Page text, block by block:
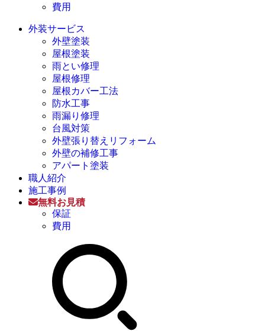
費用
外装サービス
外壁塗装
屋根塗装
雨とい修理
屋根修理
屋根カバー工法
防水工事
雨漏り修理
台風対策
外壁張り替えリフォーム
外壁の補修工事
アパート塗装
職人紹介
施工事例
無料お見積
保証
費用